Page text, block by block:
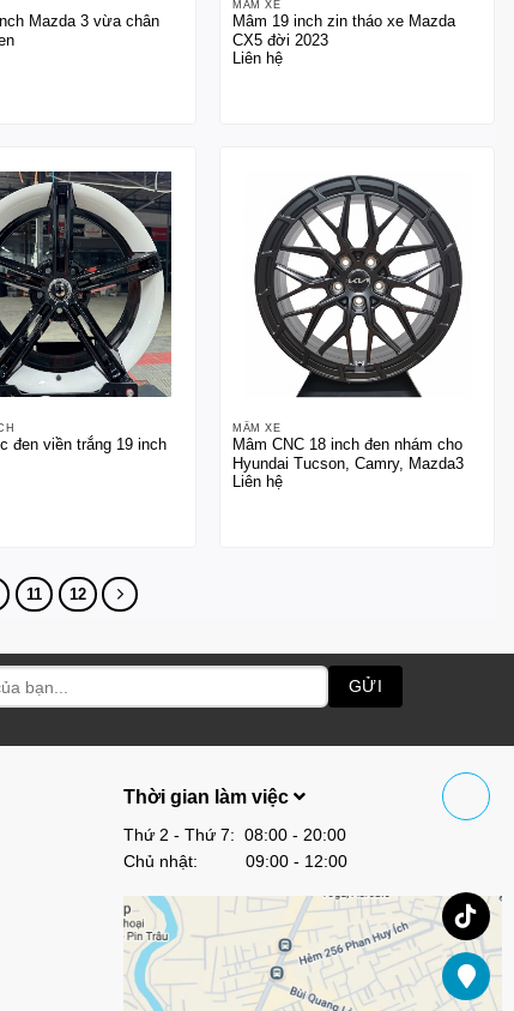
Mazda 3 vừa chân
MÂM XE
Mâm 19 inch zin tháo xe Mazda
CX5 đời 2023
Liên hệ
đen viền trắng 19 inch
MÂM XE
Mâm CNC 18 inch đen nhám cho
Hyundai Tucson, Camry, Mazda3
Liên hệ
11 12
Thời gian làm việc
Thứ 2 - Thứ 7: 08:00 - 20:00
Chủ nhật: 09:00 - 12:00